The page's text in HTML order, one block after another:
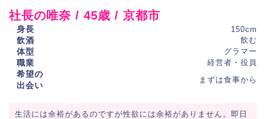
社長の唯奈 / 45歳 / 京都市
身長 150cm
飲酒 飲む
体型 グラマー
職業 経営者・役員
希望の
出会い
まずは食事から
生活には余裕があるのですが性欲には余裕がありません。即日